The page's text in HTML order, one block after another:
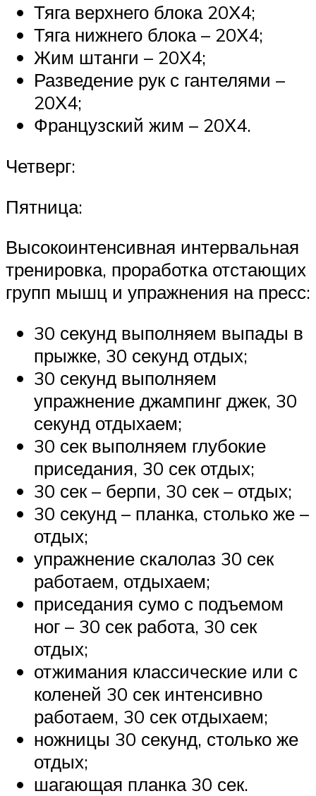
Тяга верхнего блока 20Х4;
Тяга нижнего блока – 20Х4;
Жим штанги – 20Х4;
Разведение рук с гантелями –
20Х4;
Французский жим – 20Х4.
Четверг:
Пятница:
Высокоинтенсивная интервальная
тренировка, проработка отстающих
групп мышц и упражнения на пресс:
30 секунд выполняем выпады в
прыжке, 30 секунд отдых;
30 секунд выполняем
упражнение джампинг джек, 30
секунд отдыхаем;
30 сек выполняем глубокие
приседания, 30 сек отдых;
30 сек – берпи, 30 сек – отдых;
30 секунд – планка, столько же –
отдых;
упражнение скалолаз 30 сек
работаем, отдыхаем;
приседания сумо с подъемом
ног – 30 сек работа, 30 сек
отдых;
отжимания классические или с
коленей 30 сек интенсивно
работаем, 30 сек отдыхаем;
ножницы 30 секунд, столько же
отдых;
шагающая планка 30 сек.